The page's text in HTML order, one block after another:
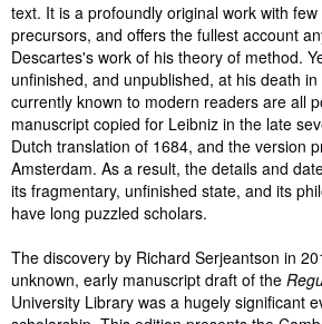
text. It is a profoundly original work with
precursors, and offers the fullest account
Descartes's work of his theory of method.
unfinished, and unpublished, at his death
currently known to modern readers are all
manuscript copied for Leibniz in the late
Dutch translation of 1684, and the version
Amsterdam. As a result, the details and
its fragmentary, unfinished state, and its
have long puzzled scholars.
The discovery by Richard Serjeantson in
unknown, early manuscript draft of the
University Library was a hugely significant